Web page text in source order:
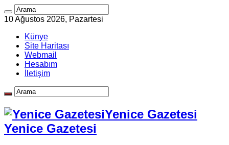
10 Ağustos 2026, Pazartesi
Künye
Site Haritası
Webmail
Hesabım
İletişim
Yenice Gazetesi
Yenice Gazetesi